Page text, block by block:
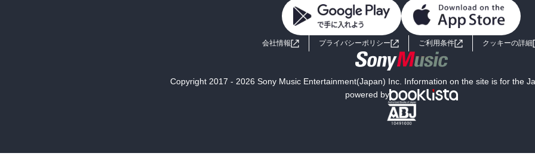
会社情報 プライバシーポリシー ご利用条件 クッキーの詳細
Copyright 2017 - 2026 Sony Music Entertainment(Japan) Inc. Information on the site is for the
powered by